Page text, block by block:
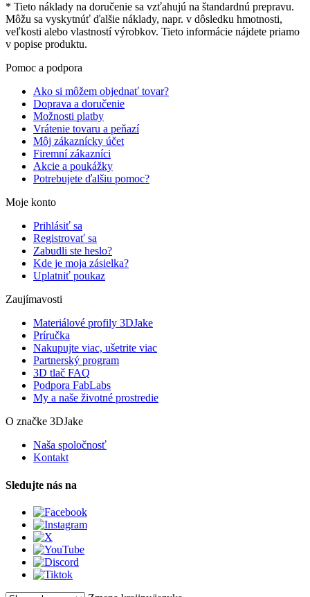
* Tieto náklady na doručenie sa vzťahujú na štandardnú prepravu.
Môžu sa vyskytnúť ďalšie náklady, napr. v dôsledku hmotnosti,
veľkosti alebo vlastností výrobkov. Tieto informácie nájdete priamo
v popise produktu.
Pomoc a podpora
Ako si môžem objednať tovar?
Doprava a doručenie
Možnosti platby
Vrátenie tovaru a peňazí
Môj zákaznícky účet
Firemní zákazníci
Akcie a poukážky
Potrebujete ďalšiu pomoc?
Moje konto
Prihlásiť sa
Registrovať sa
Zabudli ste heslo?
Kde je moja zásielka?
Uplatniť poukaz
Zaujímavosti
Materiálové profily 3DJake
Príručka
Nakupujte viac, ušetrite viac
Partnerský program
3D tlač FAQ
Podpora FabLabs
My a naše životné prostredie
O značke 3DJake
Naša spoločnosť
Kontakt
Sledujte nás na